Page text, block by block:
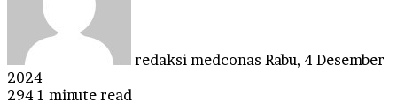
redaksi medconas Rabu, 4 Desember
2024
294 1 minute read